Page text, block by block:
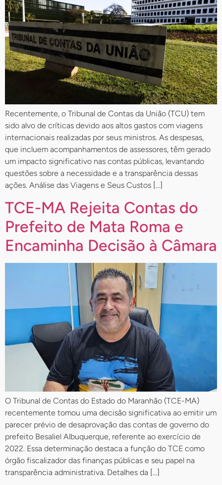
Recentemente, o Tribunal de Contas da União (TCU) tem
sido alvo de críticas devido aos altos gastos com viagens
internacionais realizadas por seus ministros. As despesas,
que incluem acompanhamentos de assessores, têm gerado
um impacto significativo nas contas públicas, levantando
questões sobre a necessidade e a transparência dessas
ações. Análise das Viagens e Seus Custos […]
TCE-MA Rejeita Contas do
Prefeito de Mata Roma e
Encaminha Decisão à Câmara
O Tribunal de Contas do Estado do Maranhão (TCE-MA)
recentemente tomou uma decisão significativa ao emitir um
parecer prévio de desaprovação das contas de governo do
prefeito Besaliel Albuquerque, referente ao exercício de
2022. Essa determinação destaca a função do TCE como
órgão fiscalizador das finanças públicas e seu papel na
transparência administrativa. Detalhes da […]